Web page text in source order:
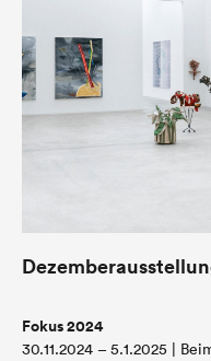
Fokus 2024
30.11.2024 – 5.1.2025 |